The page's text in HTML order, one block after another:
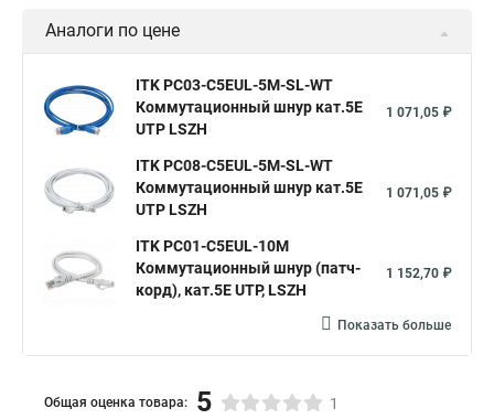
Аналоги по цене
ITK PC03-C5EUL-5M-SL-WT
Коммутационный шнур кат.5E
UTP LSZH
1 071,05 ₽
ITK PC08-C5EUL-5M-SL-WT
Коммутационный шнур кат.5E
UTP LSZH
1 071,05 ₽
ITK PC01-C5EUL-10M
Коммутационный шнур (патч-
корд), кат.5Е UTP, LSZH
1 152,70 ₽
Показать больше
Общая оценка товара: 5 1